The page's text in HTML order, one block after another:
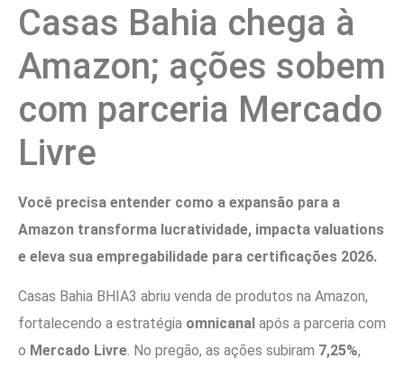
Casas Bahia chega à
Amazon; ações sobem
com parceria Mercado
Livre
Você precisa entender como a expansão para a
Amazon transforma lucratividade, impacta valuations
e eleva sua empregabilidade para certificações 2026.
Casas Bahia BHIA3 abriu venda de produtos na Amazon,
fortalecendo a estratégia omnicanal após a parceria com
o Mercado Livre. No pregão, as ações subiram 7,25%,